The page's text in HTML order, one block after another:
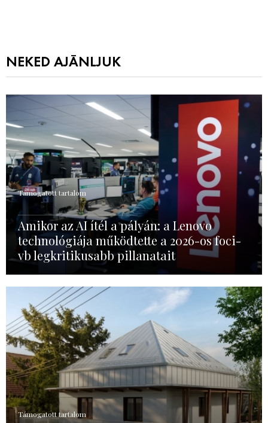
NEKED AJÁNLJUK
Támogatott tartalom
Amikor az AI ítél a pályán: a Lenovo
technológiája működtette a 2026-os foci-
vb legkritikusabb pillanatait
Támogatott tartalom